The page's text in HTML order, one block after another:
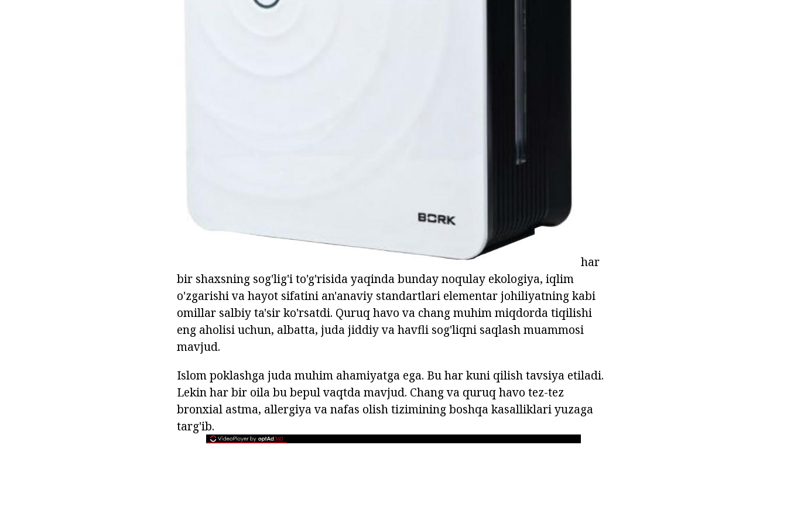
har
bir shaxsning sog'lig'i to'g'risida yaqinda bunday noqulay ekologiya, iqlim
o'zgarishi va hayot sifatini an'anaviy standartlari elementar johiliyatning kabi
omillar salbiy ta'sir ko'rsatdi. Quruq havo va chang muhim miqdorda tiqilishi
eng aholisi uchun, albatta, juda jiddiy va havfli sog'liqni saqlash muammosi
mavjud.
Islom poklashga juda muhim ahamiyatga ega. Bu har kuni qilish tavsiya etiladi.
Lekin har bir oila bu bepul vaqtda mavjud. Chang va quruq havo tez-tez
bronxial astma, allergiya va nafas olish tizimining boshqa kasalliklari yuzaga
targ'ib.